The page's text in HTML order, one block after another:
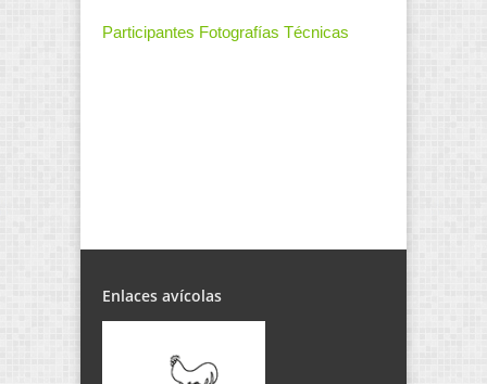
Participantes Fotografías Técnicas
Enlaces avícolas